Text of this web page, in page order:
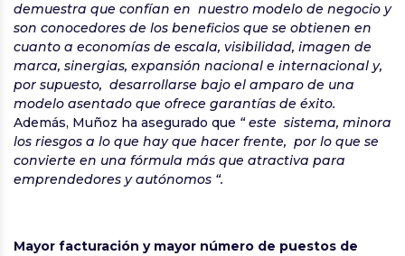
demuestra que confían en nuestro modelo de negocio y
son conocedores de los beneficios que se obtienen en
cuanto a economías de escala, visibilidad, imagen de
marca, sinergias, expansión nacional e internacional y,
por supuesto, desarrollarse bajo el amparo de una
modelo asentado que ofrece garantías de éxito.
Además, Muñoz ha asegurado que “ este sistema, minora
los riesgos a lo que hay que hacer frente, por lo que se
convierte en una fórmula más que atractiva para
emprendedores y autónomos “.
Mayor facturación y mayor número de puestos de